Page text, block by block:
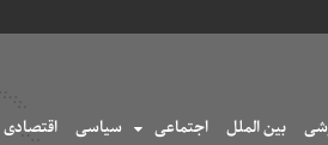
بین الملل اجتماعی سیاسی اقتصادی